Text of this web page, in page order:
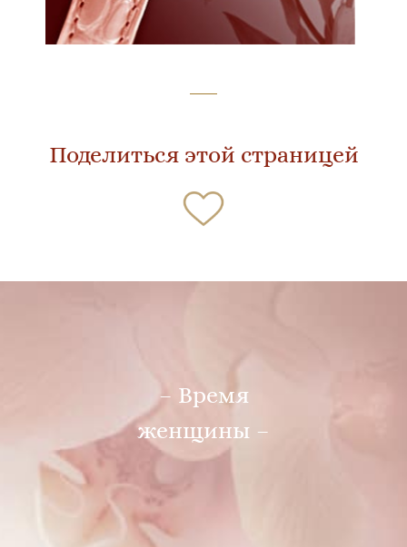
Поделиться этой страницей
– Время
женщины –